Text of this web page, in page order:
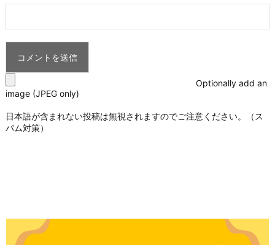
Optionally add an
image (JPEG only)
日本語が含まれない投稿は無視されますのでご注意ください。（ス
パム対策）